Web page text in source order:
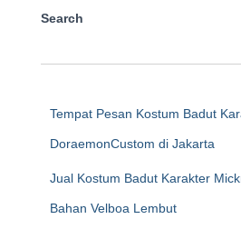
Search
Tempat Pesan Kostum Badut
DoraemonCustom di Jakarta
Jual Kostum Badut Karakter
Bahan Velboa Lembut